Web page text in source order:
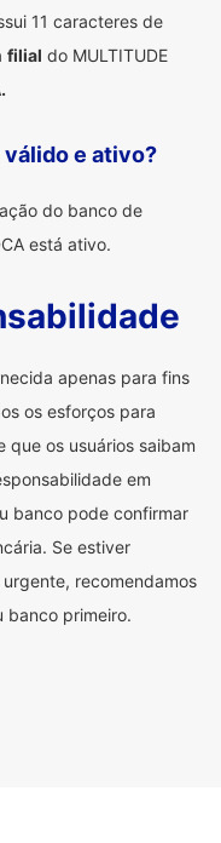
11 caracteres de
filial do MULTITUDE
válido e ativo?
do banco de
está ativo.
apenas para fins
os esforços para
os usuários saibam
em
banco pode confirmar
Se estiver
recomendamos
banco primeiro.